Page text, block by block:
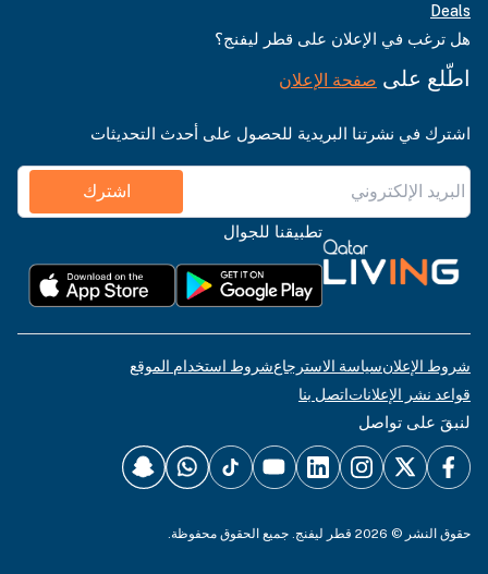
Deals
هل ترغب في الإعلان على قطر ليفنج؟
اطّلع على صفحة الإعلان
اشترك في نشرتنا البريدية للحصول على أحدث التحديثات
اشترك
تطبيقنا للجوال
شروط الإعلانسياسة الاسترجاعشروط استخدام الموقع
قواعد نشر الإعلاناتاتصل بنا
لنبقَ على تواصل
حقوق النشر © 2026 قطر ليفنج. جميع الحقوق محفوظة.